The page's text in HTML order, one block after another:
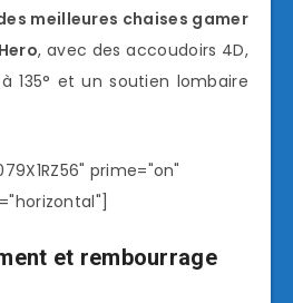
meilleures chaises gamer
, avec des accoudoirs 4D,
135° et un soutien lombaire
prime="on"
et rembourrage